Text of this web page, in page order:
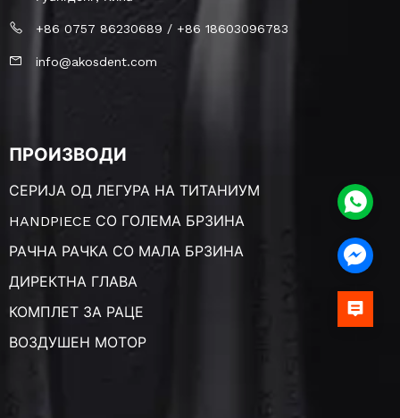
+86 0757 86230689 / +86 18603096783
info@akosdent.com
ПРОИЗВОДИ
СЕРИЈА ОД ЛЕГУРА НА ТИТАНИУМ
HANDPIECE СО ГОЛЕМА БРЗИНА
РАЧНА РАЧКА СО МАЛА БРЗИНА
ДИРЕКТНА ГЛАВА
КОМПЛЕТ ЗА РАЦЕ
ВОЗДУШЕН МОТОР